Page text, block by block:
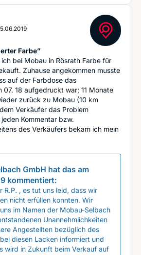
Farbe”
ich bei Mobau in Rösrath Farbe für
Zuhause angekommen musste
auf der Farbdose das
07. 18 aufgedruckt war; 11 Monate
zurück zu Mobau (10 km
Verkäufer das Problem
Kommentar bzw.
des Verkäufers bekam ich mein
GmbH hat das am
kommentiert:
R.P. , es tut uns leid, dass wir
nicht erfüllen konnten. Wir
im Namen der Mobau-Selbach
Unannehmlichkeiten
Angestellten bezüglich des
diesen Lacken informiert und
wird in Zukunft beim Verkauf auf